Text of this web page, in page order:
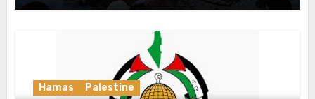
Hamas Palestine